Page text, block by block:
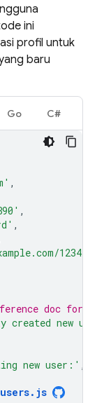
ini
profil untuk
baru
Go C#
,
,
,
doc for the
created new
new user:' ,
. js